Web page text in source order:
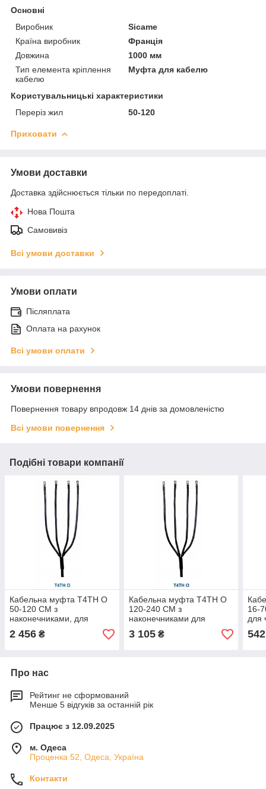
Основні
Виробник
Sicame
Країна виробник
Франція
Довжина
1000 мм
Тип елемента кріплення
кабелю
Муфта для кабелю
Користувальницькі характеристики
Переріз жил
50-120
Приховати
Умови доставки
Доставка здійснюється тільки по передоплаті.
Нова Пошта
Самовивіз
Всі умови доставки
Умови оплати
Післяплата
Оплата на рахунок
Всі умови оплати
Умови повернення
Повернення товару впродовж 14 днів за домовленістю
Всі умови повернення
Подібні товари компанії
Кабельна муфта T4TH O
50-120 СМ з
наконечниками, для
чотирижильного кабелю
до 1 кВ
2 456 ₴
Кабельна муфта T4TH O
120-240 СМ з
наконечниками для
чотирижильного кабелю
до 1 кВ
3 105₴
16-
для
Про нас
Рейтинг не сформований
Менше 5 відгуків за останній рік
Працює з 12.09.2025
м. Одеса
Проценка 52, Одеса, Україна
Контакти